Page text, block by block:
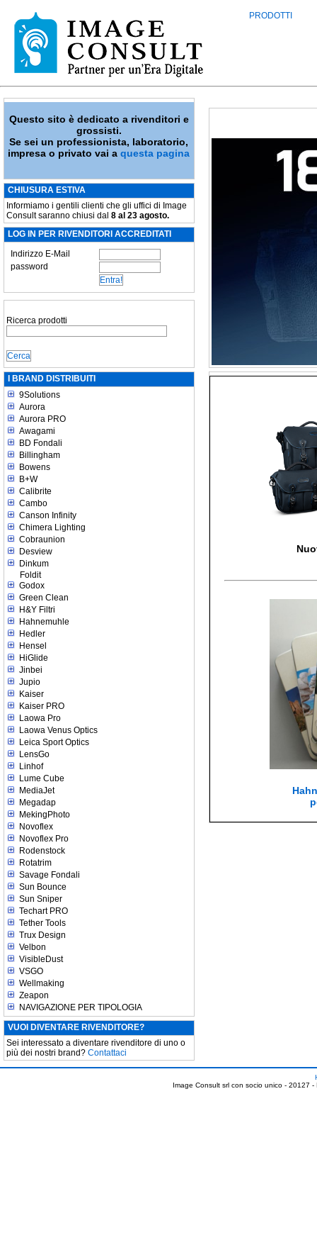
PRODOTTI
Questo sito è dedicato a rivenditori e
grossisti.
Se sei un professionista, laboratorio,
impresa o privato vai aquesta pagina
CHIUSURA ESTIVA
Informiamo i gentili clienti che gli uffici di Image
Consult saranno chiusi dal 8 al 23 agosto.
LOG IN PER RIVENDITORI ACCREDITATI
Indirizzo E-Mail
password
Ricerca prodotti
I BRAND DISTRIBUITI
9Solutions
Aurora
Aurora PRO
Awagami
BD Fondali
Billingham
Bowens
B+W
Calibrite
Cambo
Canson Infinity
Chimera Lighting
Cobraunion
Desview
Dinkum
Foldit
Godox
Green Clean
H&Y Filtri
Hahnemuhle
Hedler
Hensel
HiGlide
Jinbei
Jupio
Kaiser
Kaiser PRO
Laowa Pro
Laowa Venus Optics
Leica Sport Optics
LensGo
Linhof
Lume Cube
MediaJet
Megadap
MekingPhoto
Novoflex
Novoflex Pro
Rodenstock
Rotatrim
Savage Fondali
Sun Bounce
Sun Sniper
Techart PRO
Tether Tools
Trux Design
Velbon
VisibleDust
VSGO
Wellmaking
Zeapon
NAVIGAZIONE PER TIPOLOGIA
VUOI DIVENTARE RIVENDITORE?
Sei interessato a diventare rivenditore di uno o
più dei nostri brand? Contattaci
Image Consult srl con socio unico - 20127